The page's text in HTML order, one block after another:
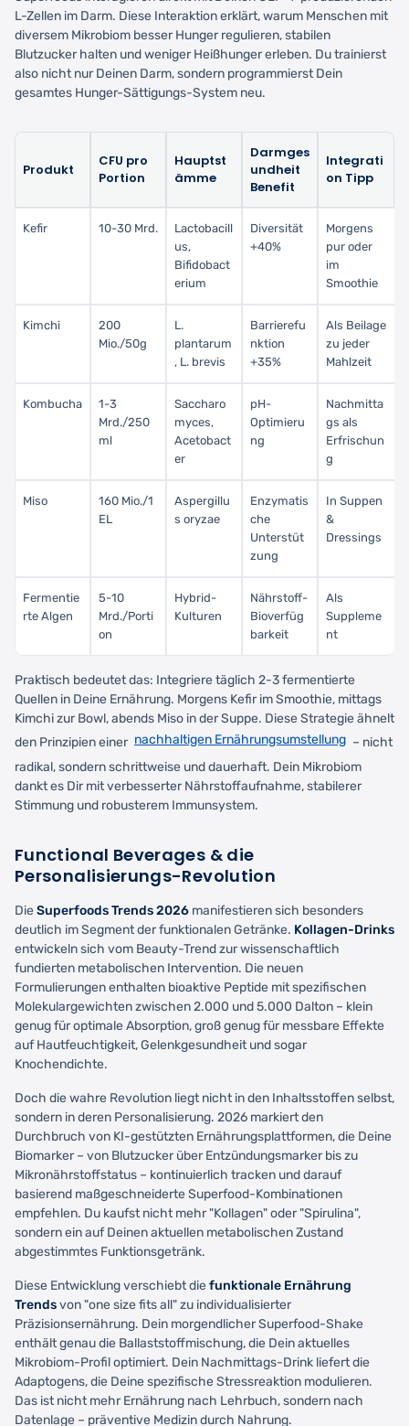
L-Zellen im Darm. Diese Interaktion erklärt, warum Menschen mit
diversem Mikrobiom besser Hunger regulieren, stabilen
Blutzucker halten und weniger Heißhunger erleben. Du trainierst
also nicht nur Deinen Darm, sondern programmierst Dein
gesamtes Hunger-Sättigungs-System neu.
Produkt
CFU pro
Portion
Hauptst
ämme
Darmges
undheit
Benefit
Integrati
on Tipp
Kefir 10-30 Mrd.
Lactobacill
us,
Bifidobact
erium
Diversität
+40%
Morgens
pur oder
im
Smoothie
Kimchi
200
Mio./50g
L.
plantarum
, L. brevis
Barrierefu
nktion
+35%
Als Beilage
zu jeder
Mahlzeit
Kombucha
1-3
Mrd./250
ml
Saccharo
myces,
Acetobact
er
pH-
Optimieru
ng
Nachmitta
gs als
Erfrischun
g
Miso
160 Mio./1
EL
Aspergillu
s oryzae
Enzymatis
che
Unterstüt
zung
In Suppen
&
Dressings
Fermentie
rte Algen
5-10
Mrd./Porti
on
Hybrid-
Kulturen
Nährstoff-
Bioverfüg
barkeit
Als
Suppleme
nt
Praktisch bedeutet das: Integriere täglich 2-3 fermentierte
Quellen in Deine Ernährung. Morgens Kefir im Smoothie, mittags
Kimchi zur Bowl, abends Miso in der Suppe. Diese Strategie ähnelt
den Prinzipien einer nachhaltigen Ernährungsumstellung – nicht
radikal, sondern schrittweise und dauerhaft. Dein Mikrobiom
dankt es Dir mit verbesserter Nährstoffaufnahme, stabilerer
Stimmung und robusterem Immunsystem.
Functional Beverages & die
Personalisierungs-Revolution
DieSuperfoods Trends 2026 manifestieren sich besonders
deutlich im Segment der funktionalen Getränke. Kollagen-Drinks
entwickeln sich vom Beauty-Trend zur wissenschaftlich
fundierten metabolischen Intervention. Die neuen
Formulierungen enthalten bioaktive Peptide mit spezifischen
Molekulargewichten zwischen 2.000 und 5.000 Dalton – klein
genug für optimale Absorption, groß genug für messbare Effekte
auf Hautfeuchtigkeit, Gelenkgesundheit und sogar
Knochendichte.
Doch die wahre Revolution liegt nicht in den Inhaltsstoffen selbst,
sondern in deren Personalisierung. 2026 markiert den
Durchbruch von KI-gestützten Ernährungsplattformen, die Deine
Biomarker – von Blutzucker über Entzündungsmarker bis zu
Mikronährstoffstatus – kontinuierlich tracken und darauf
basierend maßgeschneiderte Superfood-Kombinationen
empfehlen. Du kaufst nicht mehr "Kollagen" oder "Spirulina",
sondern ein auf Deinen aktuellen metabolischen Zustand
abgestimmtes Funktionsgetränk.
Diese Entwicklung verschiebt diefunktionale Ernährung
Trendsvon "one size fits all" zu individualisierter
Präzisionsernährung. Dein morgendlicher Superfood-Shake
enthält genau die Ballaststoffmischung, die Dein aktuelles
Mikrobiom-Profil optimiert. Dein Nachmittags-Drink liefert die
Adaptogens, die Deine spezifische Stressreaktion modulieren.
Das ist nicht mehr Ernährung nach Lehrbuch, sondern nach
Datenlage – präventive Medizin durch Nahrung.